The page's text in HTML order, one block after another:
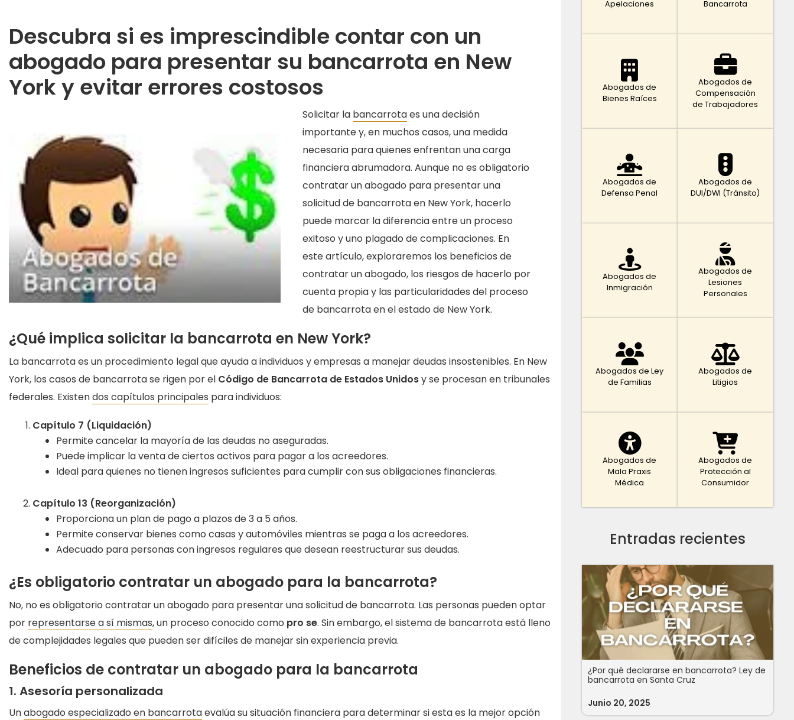
Descubra si es imprescindible contar con un
abogado para presentar su bancarrota en New
York y evitar errores costosos
Solicitar la bancarrotaes una decisión
importante y, en muchos casos, una medida
necesaria para quienes enfrentan una carga
financiera abrumadora. Aunque no es obligatorio
contratar un abogado para presentar una
solicitud de bancarrota en New York, hacerlo
puede marcar la diferencia entre un proceso
exitoso y uno plagado de complicaciones. En
este artículo, exploraremos los beneficios de
contratar un abogado, los riesgos de hacerlo por
cuenta propia y las particularidades del proceso
de bancarrota en el estado de New York.
¿Qué implica solicitar la bancarrota en New York?
La bancarrota es un procedimiento legal que ayuda a individuos y empresas a manejar deudas insostenibles. En New
York, los casos de bancarrota se rigen por el Código de Bancarrota de Estados Unidosy se procesan en tribunales
federales. Existendos capítulos principales para individuos:
Capítulo 7 (Liquidación)
Permite cancelar la mayoría de las deudas no aseguradas.
Puede implicar la venta de ciertos activos para pagar a los acreedores.
Ideal para quienes no tienen ingresos suficientes para cumplir con sus obligaciones financieras.
Capítulo 13 (Reorganización)
Proporciona un plan de pago a plazos de 3 a 5 años.
Permite conservar bienes como casas y automóviles mientras se paga a los acreedores.
Adecuado para personas con ingresos regulares que desean reestructurar sus deudas.
¿Es obligatorio contratar un abogado para la bancarrota?
No, no es obligatorio contratar un abogado para presentar una solicitud de bancarrota. Las personas pueden optar
por representarse a sí mismas, un proceso conocido como pro se. Sin embargo, el sistema de bancarrota está lleno
de complejidades legales que pueden ser difíciles de manejar sin experiencia previa.
Beneficios de contratar un abogado para la bancarrota
1. Asesoría personalizada
Unabogado especializado en bancarrotaevalúa su situación financiera para determinar si esta es la mejor opción
Apelaciones
Bancarrota
Abogados de
Bienes Raíces
Abogados de
Compensación
de Trabajadores
Abogados de
Defensa Penal
Abogados de
DUI/DWI (Tránsito)
Abogados de
Inmigración
Abogados de
Lesiones
Personales
Abogados de Ley
de Familias
Abogados de
Litigios
Abogados de
Mala Praxis
Médica
Abogados de
Protección al
Consumidor
Entradas recientes
¿Por qué declararse en bancarrota? Ley de
bancarrota en Santa Cruz
Junio 20, 2025